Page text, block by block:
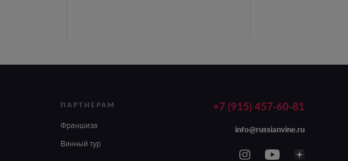
ПАРТНЕРАМ
Франшиза
Винный тур
+7 (915) 457-60-81
info@russianvine.ru